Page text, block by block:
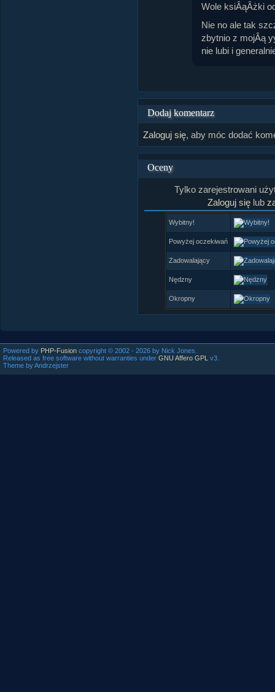
Wole ksiÂąÂżki
Nie no ale tak
zbytnio z mojÂą
nie lubi i
Dodaj komentarz
Zaloguj się, aby móc dodać
Oceny
Tylko zarejestrowani
Zaloguj się lub
Wybitny!
Powyżej oczekiwań
Zadowalający
Nędzny
Okropny
Powered by PHP-Fusion copyright © 2002 - 2026 by Nick Jones.
Released as free software without warranties under GNU Affero GPL v3.
Theme by Andrzejster